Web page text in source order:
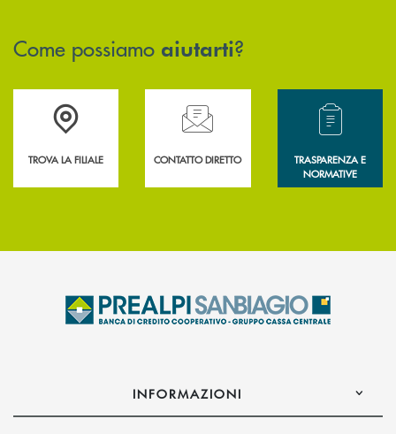
Come possiamo aiutarti?
Accedi all' elenco completo delle filiali .
TROVA LA FILIALE
Hai bisogno di assistenza immediata?
CONTATTO DIRETTO
Hai bisogno di
TRASPARENZA E
NORMATIVE
INFORMAZIONI